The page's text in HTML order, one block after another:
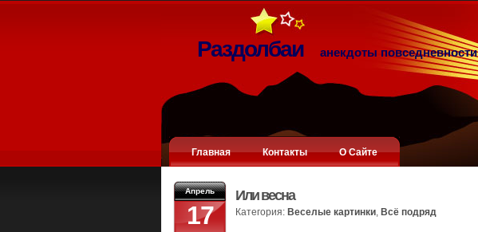
Раздолбаи анекдоты повседневности
Главная Контакты О Сайте
Апрель
17
Или весна
Категория: Веселые картинки, Всё подряд